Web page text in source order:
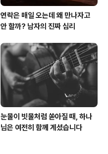
연락은 매일 오는데 왜 만나자고
안 할까? 남자의 진짜 심리
눈물이 빗물처럼 쏟아질 때, 하나
님은 여전히 함께 계셨습니다